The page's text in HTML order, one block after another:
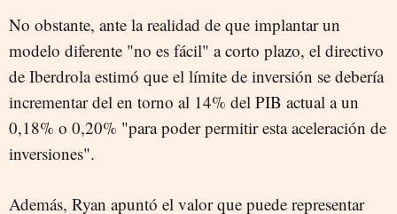
No obstante, ante la realidad de que implantar un
modelo diferente "no es fácil" a corto plazo, el directivo
de Iberdrola estimó que el límite de inversión se debería
incrementar del en torno al 14% del PIB actual a un
0,18% o 0,20% "para poder permitir esta aceleración de
inversiones".
Además, Ryan apuntó el valor que puede representar